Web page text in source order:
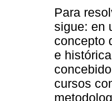
Para
sigue: en
concepto
e
cursos